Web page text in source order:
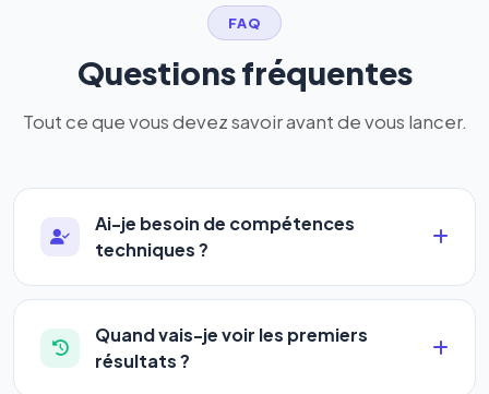
FAQ
Questions fréquentes
Tout ce que vous devez savoir avant de vous lancer.
Ai-je besoin de compétences
techniques ?
Absolument pas. Notre logiciel a été conçu pour
être accessible àtous les profils: artisans,
commerçants, auto-entrepreneurs, PME ou
Quand vais-je voir les premiers
résultats ?